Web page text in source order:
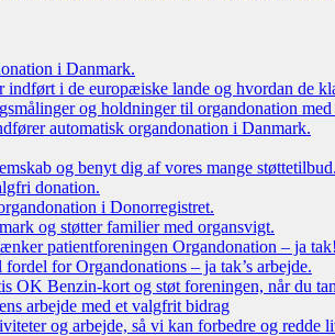
i Danmark.
indført i de europæiske lande og hvordan de
og holdninger til organdonation
automatisk organdonation i Danmark.
og benyt dig af vores mange støttetilbud.
donation.
i Donorregistret.
og støtter familier med organsvigt.
patientforeningen Organdonation – ja tak!
for Organdonations – ja tak’s arbejde.
OK Benzin-kort og støt foreningen, når du
arbejde med et valgfrit bidrag
og arbejde, så vi kan forbedre og redde